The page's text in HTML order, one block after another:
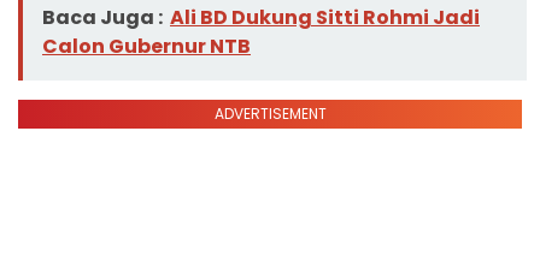
Baca Juga : Ali BD Dukung Sitti Rohmi Jadi
Calon Gubernur NTB
ADVERTISEMENT